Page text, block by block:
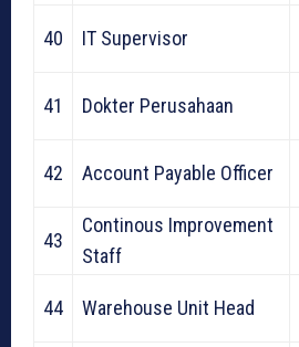
40 IT Supervisor
41 Dokter Perusahaan
42 Account Payable Officer
43
Continous Improvement
Staff
44 Warehouse Unit Head